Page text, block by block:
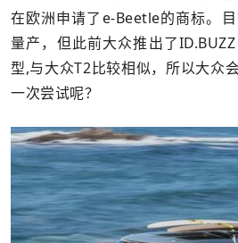
在欧洲申请了e-Beetle的商标。
量产，但此前大众推出了
型,与大众T2比较相似，所以大众
一次尝试呢？